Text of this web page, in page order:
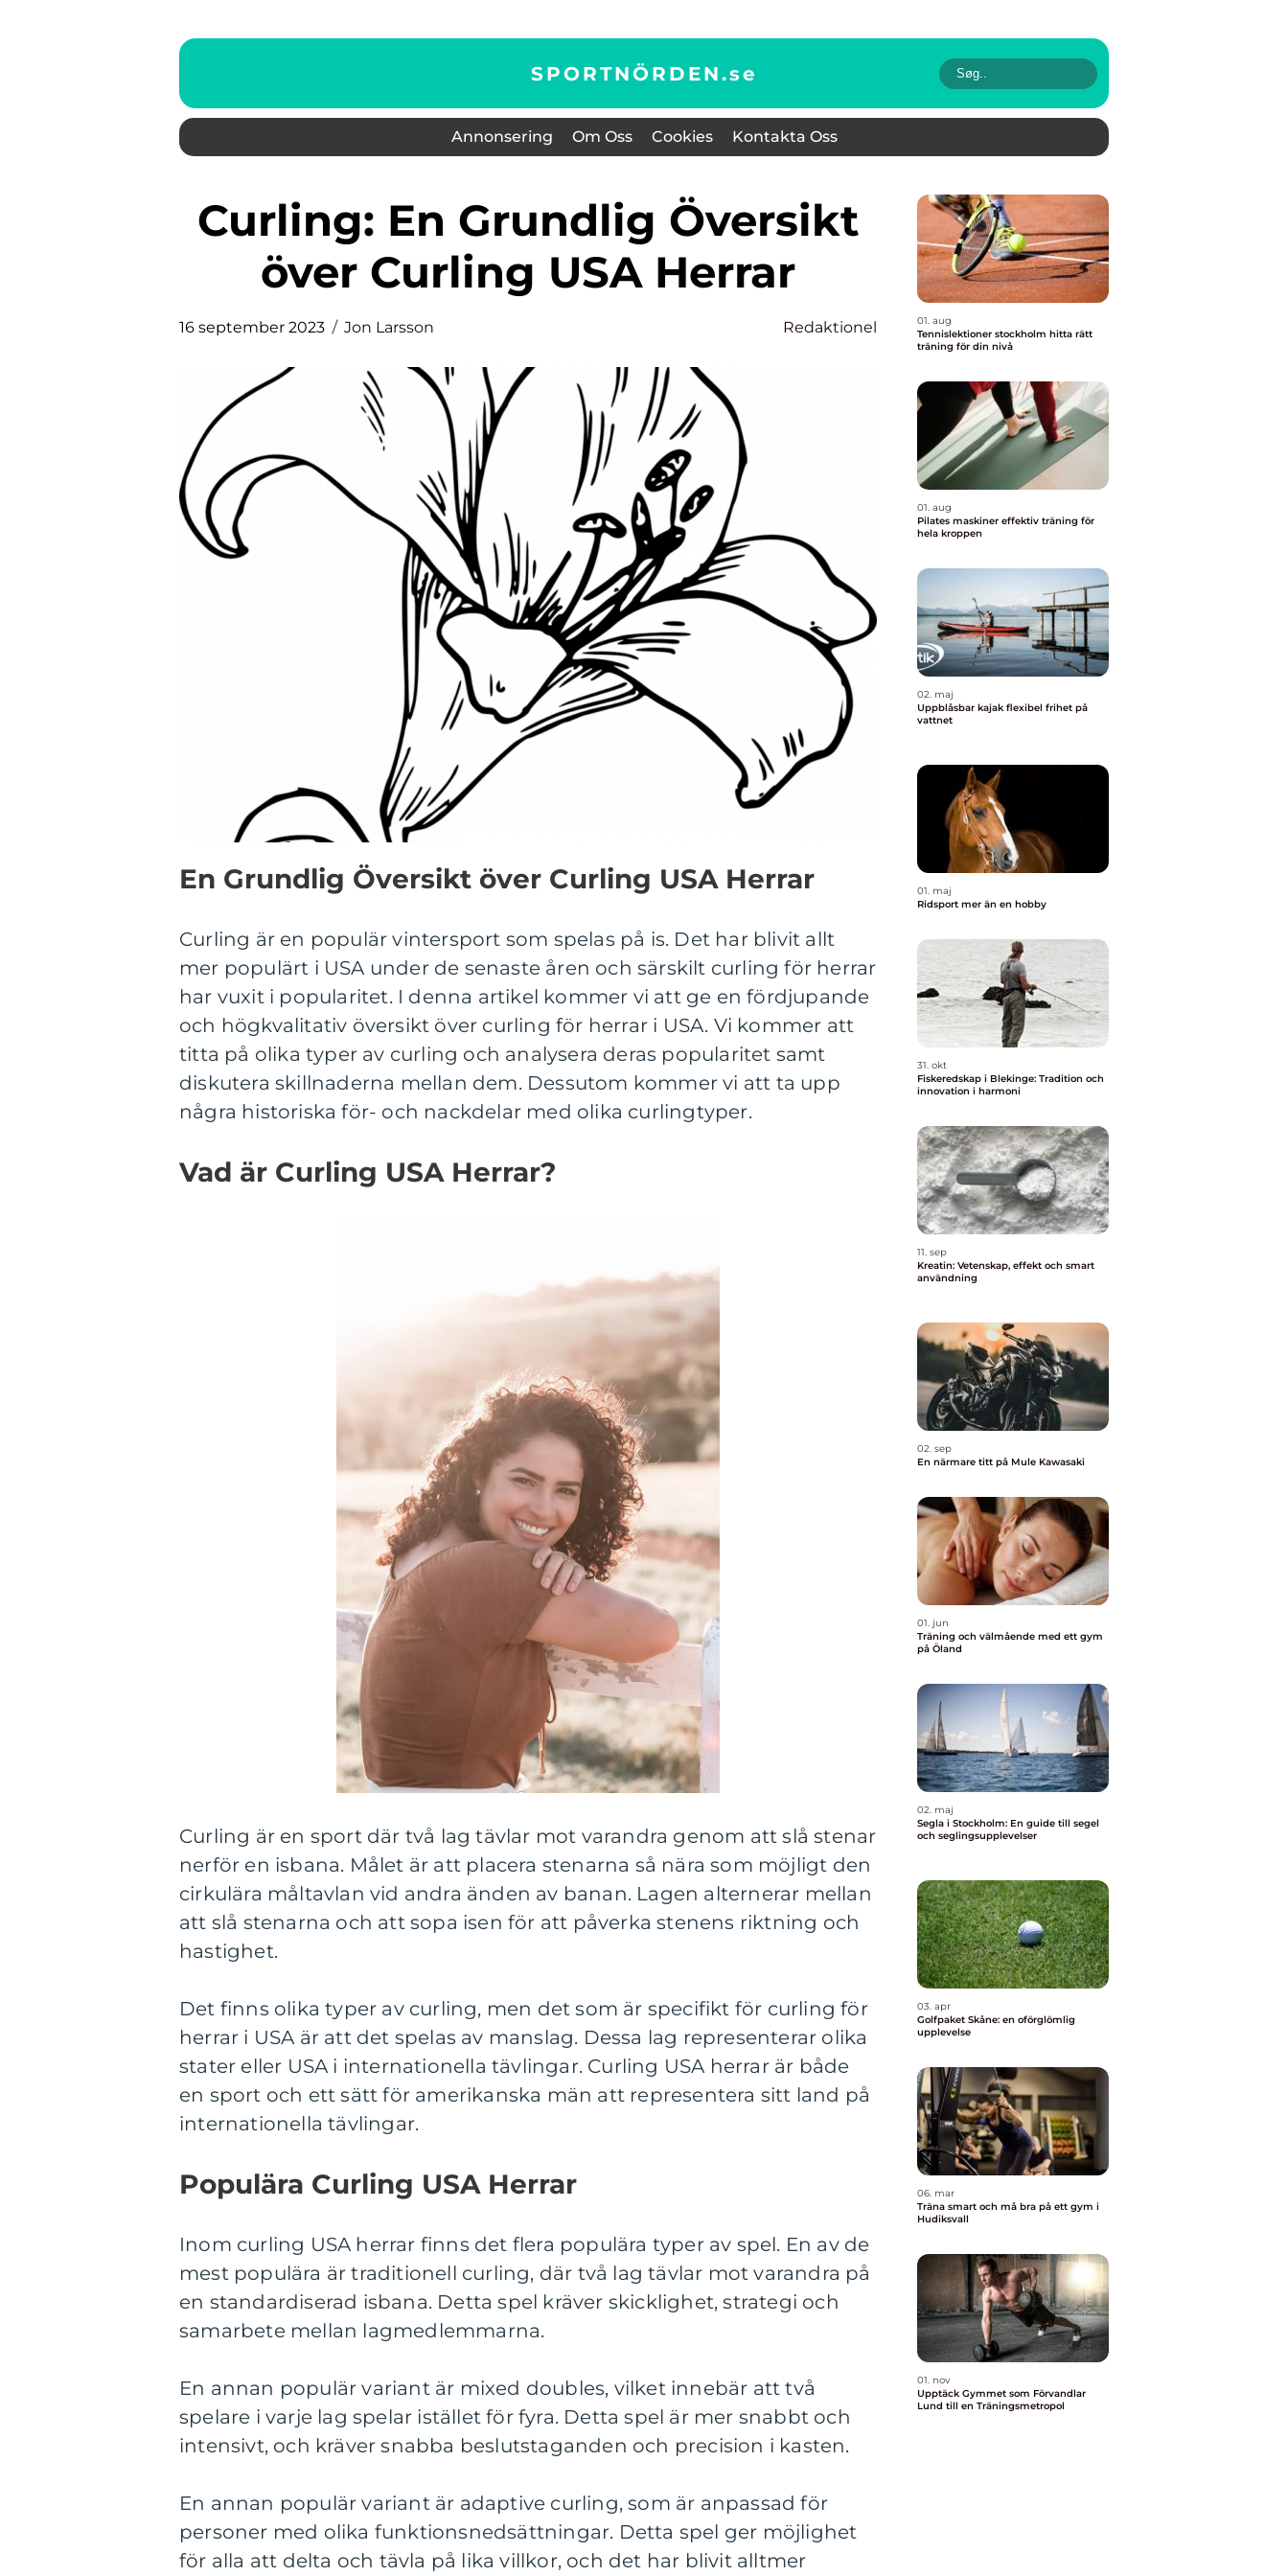
SPORTNÖRDEN.se
Annonsering Om Oss Cookies Kontakta Oss
Curling: En Grundlig Översikt
över Curling USA Herrar
16 september 2023 Jon Larsson Redaktionel
En Grundlig Översikt över Curling USA Herrar
Curling är en populär vintersport som spelas på is. Det har blivit allt
mer populärt i USA under de senaste åren och särskilt curling för herrar
har vuxit i popularitet. I denna artikel kommer vi att ge en fördjupande
och högkvalitativ översikt över curling för herrar i USA. Vi kommer att
titta på olika typer av curling och analysera deras popularitet samt
diskutera skillnaderna mellan dem. Dessutom kommer vi att ta upp
några historiska för- och nackdelar med olika curlingtyper.
Vad är Curling USA Herrar?
Curling är en sport där två lag tävlar mot varandra genom att slå stenar
nerför en isbana. Målet är att placera stenarna så nära som möjligt den
cirkulära måltavlan vid andra änden av banan. Lagen alternerar mellan
att slå stenarna och att sopa isen för att påverka stenens riktning och
hastighet.
Det finns olika typer av curling, men det som är specifikt för curling för
herrar i USA är att det spelas av manslag. Dessa lag representerar olika
stater eller USA i internationella tävlingar. Curling USA herrar är både
en sport och ett sätt för amerikanska män att representera sitt land på
internationella tävlingar.
Populära Curling USA Herrar
Inom curling USA herrar finns det flera populära typer av spel. En av de
mest populära är traditionell curling, där två lag tävlar mot varandra på
en standardiserad isbana. Detta spel kräver skicklighet, strategi och
samarbete mellan lagmedlemmarna.
En annan populär variant är mixed doubles, vilket innebär att två
spelare i varje lag spelar istället för fyra. Detta spel är mer snabbt och
intensivt, och kräver snabba beslutstaganden och precision i kasten.
En annan populär variant är adaptive curling, som är anpassad för
personer med olika funktionsnedsättningar. Detta spel ger möjlighet
för alla att delta och tävla på lika villkor, och det har blivit alltmer
01. aug
Tennislektioner stockholm hitta rätt
träning för din nivå
01. aug
Pilates maskiner effektiv träning för
hela kroppen
02. maj
Uppblåsbar kajak flexibel frihet på
vattnet
01. maj
Ridsport mer än en hobby
31. okt
Fiskeredskap i Blekinge: Tradition och
innovation i harmoni
11. sep
Kreatin: Vetenskap, effekt och smart
användning
02. sep
En närmare titt på Mule Kawasaki
01. jun
Träning och välmående med ett gym
på Öland
02. maj
Segla i Stockholm: En guide till segel
och seglingsupplevelser
03. apr
Golfpaket Skåne: en oförglömlig
upplevelse
06. mar
Träna smart och må bra på ett gym i
Hudiksvall
01. nov
Upptäck Gymmet som Förvandlar
Lund till en Träningsmetropol